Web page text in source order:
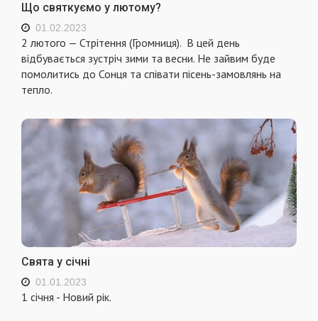
Що святкуємо у лютому?
01.02.2023
2 лютого — Стрітення (Громниця). В цей день
відбувається зустріч зими та весни. Не зайвим буде
помолитись до Сонця та співати пісень-замовлянь на
тепло.
Свята у січні
01.01.2023
1 січня - Новий рік.